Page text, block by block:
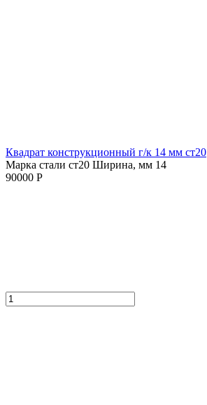
Квадрат конструкционный г/к 14 мм cт20
Марка стали ст20 Ширина, мм 14
90000 Р